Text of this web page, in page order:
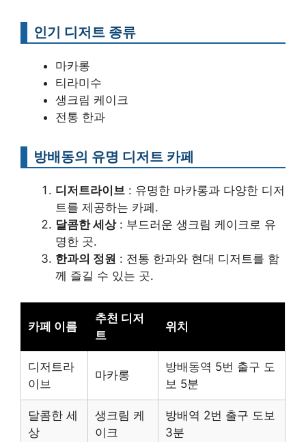
인기 디저트 종류
마카롱
티라미수
생크림 케이크
전통 한과
방배동의 유명 디저트 카페
디저트라이브 : 유명한 마카롱과 다양한 디저
트를 제공하는 카페.
달콤한 세상: 부드러운 생크림 케이크로 유
명한 곳.
한과의 정원 : 전통 한과와 현대 디저트를 함
께 즐길 수 있는 곳.
카페 이름
추천 디저
트
위치
디저트라
이브
마카롱
방배동역 5번 출구 도
보 5분
달콤한 세
상
생크림 케
이크
방배역 2번 출구 도보
3분